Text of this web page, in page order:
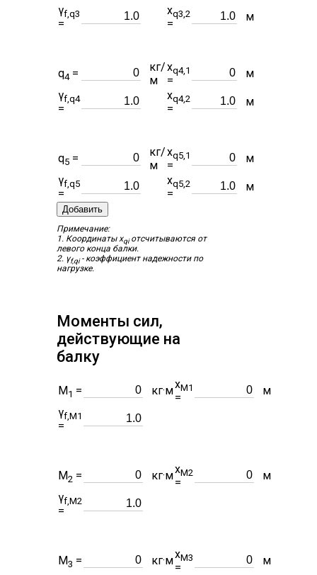
γf,q3
=
xq3,2
=
м
q4 =
кг/
м
xq4,1
=
м
γf,q4
=
xq4,2
=
м
q5 =
кг/
м
xq5,1
=
м
γf,q5
=
xq5,2
=
м
Добавить
Примечание:
1. Координаты xqiотсчитываются от
левого конца балки.
2. γf,qi- коэффициент надежности по
нагрузке.
Моменты сил,
действующие на
балку
M1 = кг·мxM1
=
м
γf,M1
=
M2 = кг·мxM2
=
м
γf,M2
=
M3 = кг·мxM3
=
м